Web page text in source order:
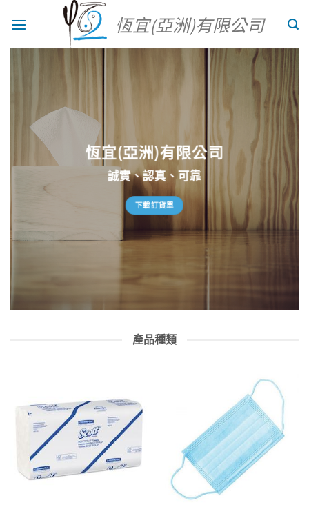
恆宜(亞洲)有限公司
恆宜(亞洲)有限公司
誠實、認真、可靠
下載訂貨單
產品種類